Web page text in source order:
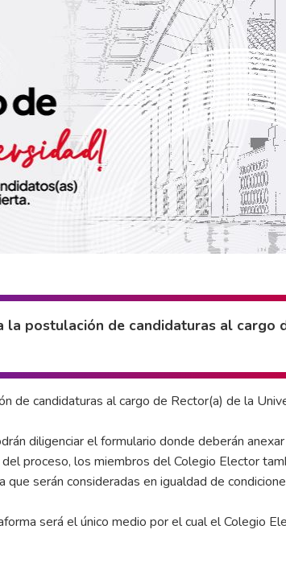
postulación de candidaturas al cargo
de candidaturas al cargo de Rector(a) de la
diligenciar el formulario donde deberán
proceso, los miembros del Colegio Elector
serán consideradas en igualdad de
será el único medio por el cual el Colegio